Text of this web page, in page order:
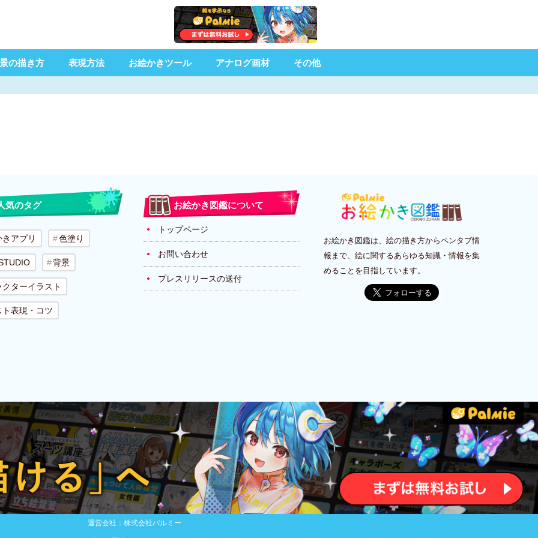
の描き方 表現方法 お絵かきツール アナログ画材 その他
気のタグ
アプリ 色塗り
背景
ターイラスト
ト表現・コツ
お絵かき図鑑について
トップページ
お問い合わせ
プレスリリースの送付
お絵かき図鑑は、絵の描き方からペンタブ情
報まで、絵に関するあらゆる知識・情報を集
めることを目指しています。
運営会社：株式会社パルミー